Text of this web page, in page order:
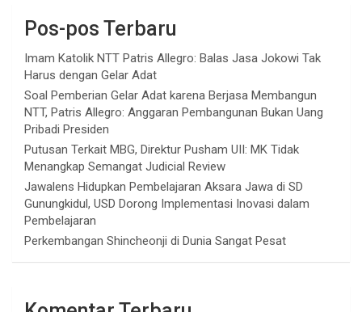
Pos-pos Terbaru
Imam Katolik NTT Patris Allegro: Balas Jasa Jokowi Tak
Harus dengan Gelar Adat
Soal Pemberian Gelar Adat karena Berjasa Membangun
NTT, Patris Allegro: Anggaran Pembangunan Bukan Uang
Pribadi Presiden
Putusan Terkait MBG, Direktur Pusham UII: MK Tidak
Menangkap Semangat Judicial Review
Jawalens Hidupkan Pembelajaran Aksara Jawa di SD
Gunungkidul, USD Dorong Implementasi Inovasi dalam
Pembelajaran
Perkembangan Shincheonji di Dunia Sangat Pesat